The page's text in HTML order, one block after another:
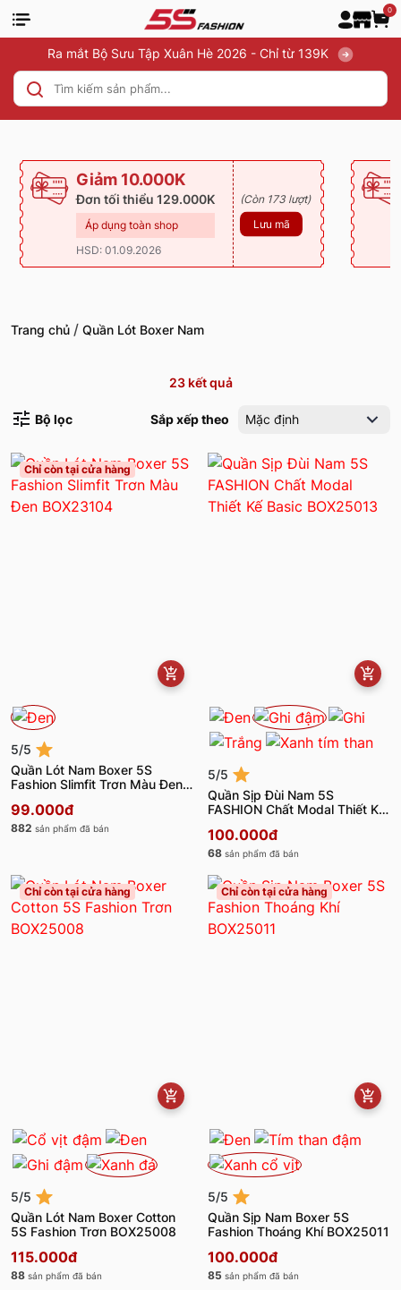
0
Ra mắt Bộ Sưu Tập Xuân Hè 2026 - Chỉ từ 139K
Giảm 10.000K
Đơn tối thiểu 129.000K
Áp dụng toàn shop
HSD: 01.09.2026
(Còn 173 lượt)
Lưu mã
Trang chủ / Quần Lót Boxer Nam
23kết quả
Bộ lọc Sắp xếp theo Mặc định
Chỉ còn tại cửa hàng
5/5
Quần Lót Nam Boxer 5S
Fashion Slimfit Trơn Màu Đen
99.000đ
882 sản phẩm đã bán
5/5
Quần Sịp Đùi Nam 5S
FASHION Chất Modal Thiết Kế
100.000đ
68 sản phẩm đã bán
Chỉ còn tại cửa hàng
5/5
Quần Lót Nam Boxer Cotton
5S Fashion Trơn BOX25008
115.000đ
88 sản phẩm đã bán
Chỉ còn tại cửa hàng
5/5
Quần Sịp Nam Boxer 5S
Fashion Thoáng Khí BOX25011
100.000đ
85 sản phẩm đã bán